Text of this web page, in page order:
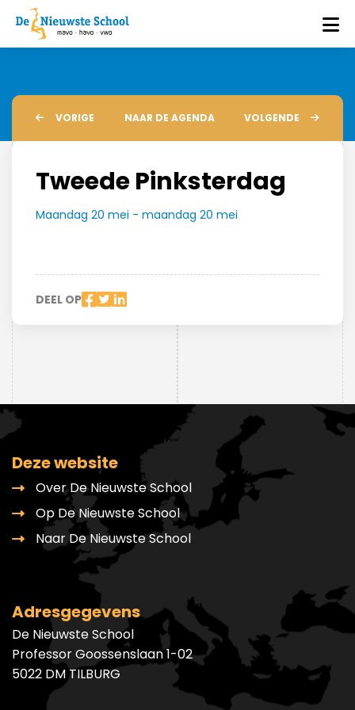
VORIGE NAAR DE AGENDA VOLGENDE
Tweede Pinksterdag
Maandag 20 mei - maandag 20 mei
DEEL OP
Deze website
Over De Nieuwste School
Op De Nieuwste School
Naar De Nieuwste School
Adresgegevens
De Nieuwste School
Professor Goossenslaan 1-02
5022 DM TILBURG